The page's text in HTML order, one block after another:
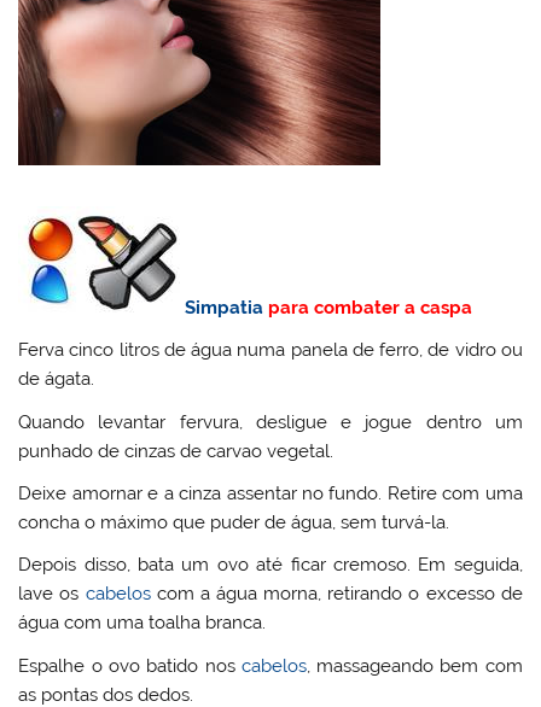
Simpatia para combater a caspa
Ferva cinco litros de água numa panela de ferro, de vidro ou
de ágata.
Quando levantar fervura, desligue e jogue dentro um
punhado de cinzas de carvao vegetal.
Deixe amornar e a cinza assentar no fundo. Retire com uma
concha o máximo que puder de água, sem turvá-la.
Depois disso, bata um ovo até ficar cremoso. Em seguida,
lave os cabeloscom a água morna, retirando o excesso de
água com uma toalha branca.
Espalhe o ovo batido nos cabelos, massageando bem com
as pontas dos dedos.